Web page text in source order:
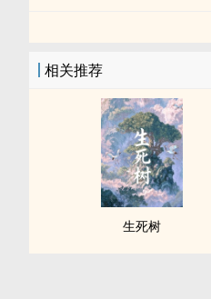
相关推荐
生死树